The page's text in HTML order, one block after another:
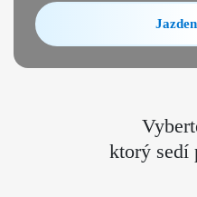
ktorý sedí